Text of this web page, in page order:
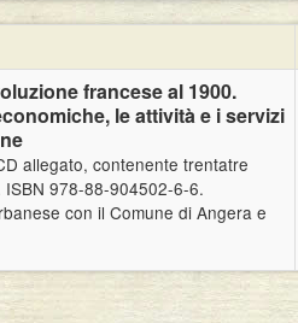
francese al 1900.
le attività e i servizi
allegato, contenente trentatre
978-88-904502-6-6.
con il Comune di Angera e